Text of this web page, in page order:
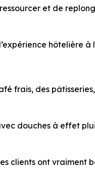
et de
hôtelière à
frais, des
douches à effet
clients ont vraiment